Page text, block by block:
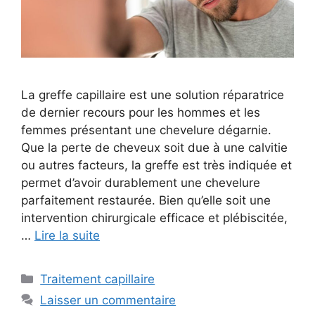
La greffe capillaire est une solution réparatrice
de dernier recours pour les hommes et les
femmes présentant une chevelure dégarnie.
Que la perte de cheveux soit due à une calvitie
ou autres facteurs, la greffe est très indiquée et
permet d’avoir durablement une chevelure
parfaitement restaurée. Bien qu’elle soit une
intervention chirurgicale efficace et plébiscitée,
… Lire la suite
Catégories
Traitement capillaire
Laisser un commentaire